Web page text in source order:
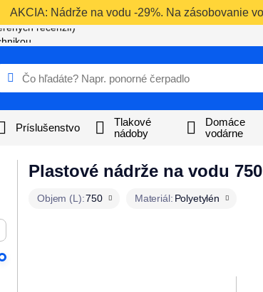
AKCIA: Nádrže na vodu -29%. Na zásobovanie
Príslušenstvo
Tlakové
nádoby
Domáce
vodárne
Plastové nádrže na vodu
Objem (L):750 Materiál: Polyetylén